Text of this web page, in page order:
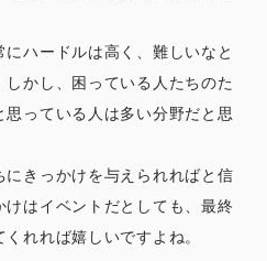
ハードルは高く、難しいなと
かし、困っている人たちのた
っている人は多い分野だと思
きっかけを与えられればと信
けはイベントだとしても、最終
れれば嬉しいですよね。